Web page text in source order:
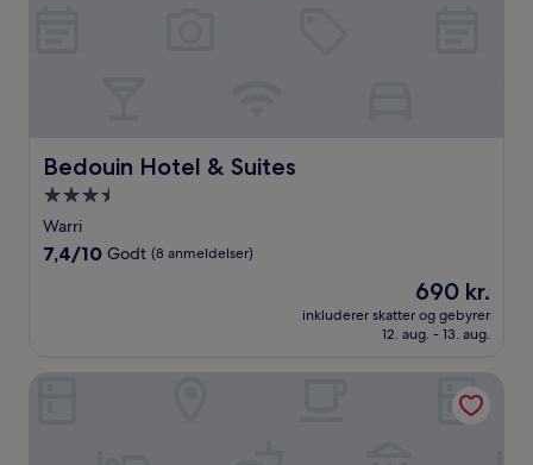
Bedouin Hotel & Suites
Bedouin Hotel & Suites
3.5-
stjernet
overnatningssted
Warri
7.4
anmeldelser)
7,4/10 Godt (8 anmeldelser)
Prisen
er
690 kr.
690 kr.
inkluderer skatter og gebyrer
12. aug. - 13. aug.